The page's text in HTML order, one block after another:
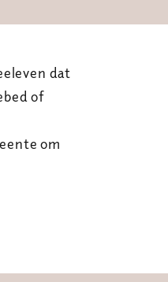
dat
of
om